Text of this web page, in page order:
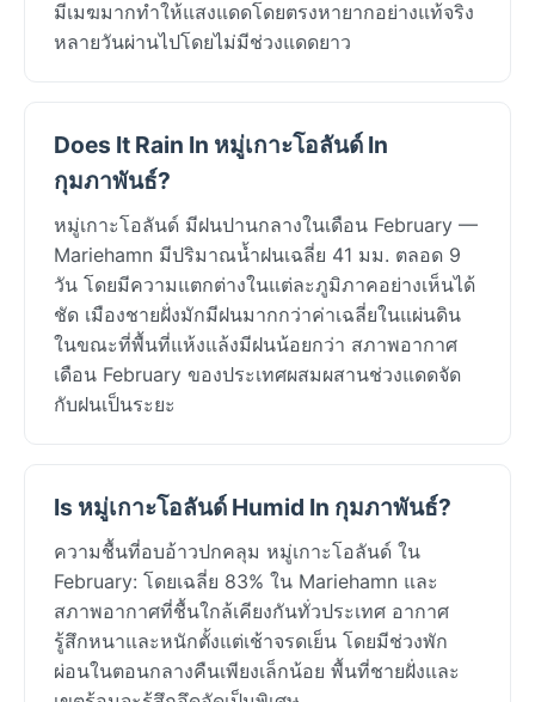
มีเมฆมากทำให้แสงแดดโดยตรงหายากอย่างแท้จริง
หลายวันผ่านไปโดยไม่มีช่วงแดดยาว
Does It Rain In หมู่เกาะโอลันด์ In
กุมภาพันธ์?
หมู่เกาะโอลันด์ มีฝนปานกลางในเดือน February —
Mariehamn มีปริมาณน้ำฝนเฉลี่ย 41 มม. ตลอด 9
วัน โดยมีความแตกต่างในแต่ละภูมิภาคอย่างเห็นได้
ชัด เมืองชายฝั่งมักมีฝนมากกว่าค่าเฉลี่ยในแผ่นดิน
ในขณะที่พื้นที่แห้งแล้งมีฝนน้อยกว่า สภาพอากาศ
เดือน February ของประเทศผสมผสานช่วงแดดจัด
กับฝนเป็นระยะ
Is หมู่เกาะโอลันด์ Humid In กุมภาพันธ์?
ความชื้นที่อบอ้าวปกคลุม หมู่เกาะโอลันด์ ใน
February: โดยเฉลี่ย 83% ใน Mariehamn และ
สภาพอากาศที่ชื้นใกล้เคียงกันทั่วประเทศ อากาศ
รู้สึกหนาและหนักตั้งแต่เช้าจรดเย็น โดยมีช่วงพัก
ผ่อนในตอนกลางคืนเพียงเล็กน้อย พื้นที่ชายฝั่งและ